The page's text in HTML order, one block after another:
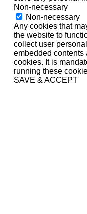
Non-necessary
Non-necessary
Any cookies that
the website to
collect user
embedded contents
cookies. It is
running these
SAVE & ACCEPT